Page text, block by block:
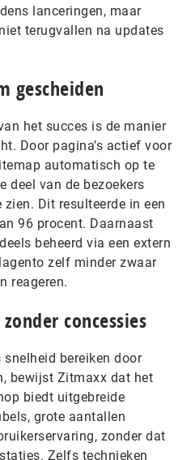
lanceringen, maar
terugvallen na updates
gescheiden
het succes is de manier
Door pagina’s actief voor
automatisch op te
deel van de bezoekers
Dit resulteerde in een
96 procent. Daarnaast
beheerd via een extern
zelf minder zwaar
reageren.
concessies
bereiken door
bewijst Zitmaxx dat het
biedt uitgebreide
grote aantallen
zonder dat
Zelfs technieken